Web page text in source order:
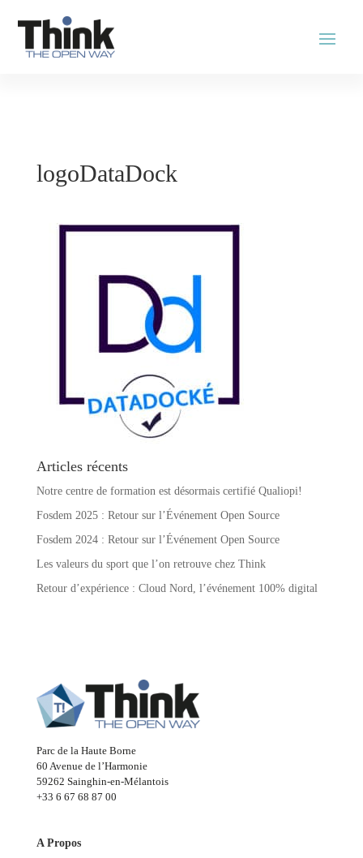
logoDataDock
Articles récents
Notre centre de formation est désormais certifié Qualiopi!
Fosdem 2025 : Retour sur l’Événement Open Source
Fosdem 2024 : Retour sur l’Événement Open Source
Les valeurs du sport que l’on retrouve chez Think
Retour d’expérience : Cloud Nord, l’événement 100% digital
Parc de la Haute Borne
60 Avenue de l’Harmonie
59262 Sainghin-en-Mélantois
+33 6 67 68 87 00
A Propos